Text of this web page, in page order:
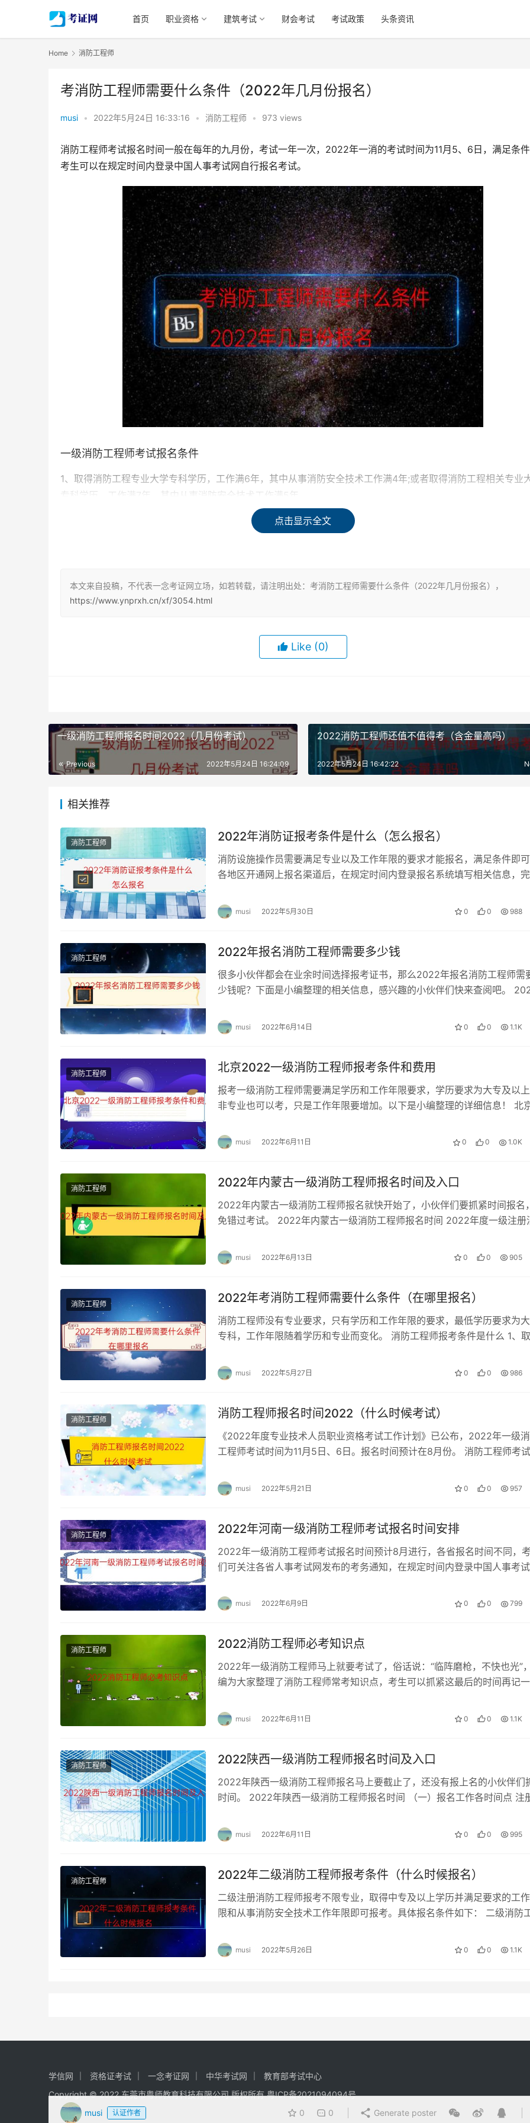
首页 职业资格 建筑考试 财会考试 考试政策 头条资讯
Home 消防工程师
考消防工程师需要什么条件（2022年几月份报名）
musi • 2022年5月24日 16:33:16 • 消防工程师 • 973 views
消防工程师考试报名时间一般在每年的九月份，考试一年一次，2022年一消的考试时间为11月5、6日，满足条
考生可以在规定时间内登录中国人事考试网自行报名考试。
一级消防工程师考试报名条件
1、取得消防工程专业大学专科学历，工作满6年，其中从事消防安全技术工作满4年;或者取得消防工程相关专业
专科学历，工作满7年，其中从事消防安全技术工作满5年。
2、取得消防工程专业大学本科学历或者学位，工作满4年，其中从事消防安全技术工作满3年;或者取得消防工程
得消防工程相关专业在内的双学士学位或者研究生班毕业，工作满4年，其中从事消防安全技术工作满3年。
5、取得消防工程专业博士学历或者学位，从事消防安全技术工作满1年;或者取得消防工程相关专业博士学历或者学
考一级消防工程师有什么用
一级注册消防工程师的就业前景非常广阔，可以做消防施工员、消防项目经理、消防工程预算员、资料员、业务
一级消防工程师的考试难度相当高，所以通过考试的人数也极少，正是由于市场的稀缺性，所以未来如果对消防行
有更高的资质与人员要求，已经持证的一级消防工程师肯定是最有利的。
其次还可以积分落户大城市很多城市对于注册消防工程师等高端人才，都开放了积分落户以及各种福利政策，如
在“海河英才”行动计划上，持有注册消防工程师证书就可以直接落户，而在北京也有加分政策，在广州和珠海等城
更有住房补贴奖励等政策。
点击显示全文
本文来自投稿，不代表一念考证网立场，如若转载，请注明出处：考消防工程师需要什么条件（2022年几月份报名），
https://www.ynprxh.cn/xf/3054.html
Like (0)
musi 认证作者 0 0 Generate poster
一级消防工程师报名时间2022（几月份考试）
Previous 2022年5月24日 16:24:09
2022消防工程师还值不值得考（含金量高吗）
2022年5月24日 16:42:22
相关推荐
消防工程师 2022年消防证报考条件是什么（怎么报名）
消防设施操作员需要满足专业以及工作年限的要求才能报名，满足条件即
各地区开通网上报名渠道后，在规定时间内登录报名系统填写相关信息，完
musi 2022年5月30日 0 0 988
消防工程师 2022年报名消防工程师需要多少钱
很多小伙伴都会在业余时间选择报考证书，那么2022年报名消防工程师需
少钱呢？下面是小编整理的相关信息，感兴趣的小伙伴们快来查阅吧。
musi 2022年6月14日 0 0 1.1K
消防工程师 北京2022一级消防工程师报考条件和费用
报考一级消防工程师需要满足学历和工作年限要求，学历要求为大专及以上
非专业也可以考，只是工作年限要增加。以下是小编整理的详细信息！ 北
musi 2022年6月11日 0 0 1.0K
消防工程师 2022年内蒙古一级消防工程师报名时间及入口
2022年内蒙古一级消防工程师报名就快开始了，小伙伴们要抓紧时间报名
免错过考试。 2022年内蒙古一级消防工程师报名时间 2022年度一级注册
musi 2022年6月13日 0 0 905
消防工程师 2022年考消防工程师需要什么条件（在哪里报名）
消防工程师没有专业要求，只有学历和工作年限的要求，最低学历要求为
专科，工作年限随着学历和专业而变化。 消防工程师报考条件是什么 1、
musi 2022年5月27日 0 0 986
消防工程师 消防工程师报名时间2022（什么时候考试）
《2022年度专业技术人员职业资格考试工作计划》已公布，2022年一级
工程师考试时间为11月5日、6日。报名时间预计在8月份。 消防工程师考
musi 2022年5月21日 0 0 957
消防工程师 2022年河南一级消防工程师考试报名时间安排
2022年一级消防工程师考试报名时间预计8月进行，各省报名时间不同，
们可关注各省人事考试网发布的考务通知，在规定时间内登录中国人事考试
musi 2022年6月9日 0 0 799
消防工程师 2022消防工程师必考知识点
2022年一级消防工程师马上就要考试了，俗话说：“临阵磨枪，不快也光”
编为大家整理了消防工程师常考知识点，考生可以抓紧这最后的时间再记一
musi 2022年6月11日 0 0 1.1K
消防工程师 2022陕西一级消防工程师报名时间及入口
2022年陕西一级消防工程师报名马上要截止了，还没有报上名的小伙伴们
时间。 2022年陕西一级消防工程师报名时间 （一）报名工作各时间点 注
musi 2022年6月11日 0 0 995
消防工程师 2022年二级消防工程师报考条件（什么时候报名）
二级注册消防工程师报考不限专业，取得中专及以上学历并满足要求的工
限和从事消防安全技术工作年限即可报考。具体报名条件如下： 二级消防
musi 2022年5月26日 0 0 1.1K
学信网 资格证考试 一念考证网 中华考试网
教育部考试中心
Copyright © 2022 东莞市粤师教育科技有限公司 版权所有粤ICP备2021094094号